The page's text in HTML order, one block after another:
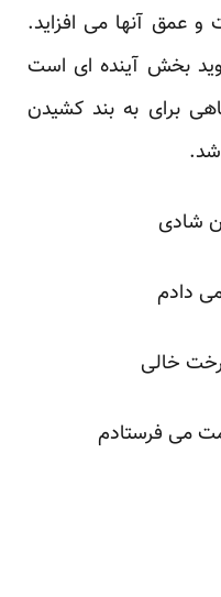
عمق آنها می افزاید.
بخش آینده ای است
برای به بند کشیدن
شادی
دادم
رخت خالی
می فرستادم